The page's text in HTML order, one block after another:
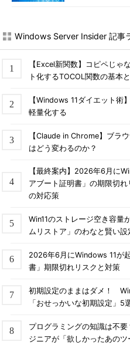
Windows Server Insider 記事
【Excel新関数】コピペじ
ト化するTOCOL関数の基本
【Windows 11ダイエット術
軽量化する
【Claude in Chrome】ブラ
はどう変わるのか？
【最終案内】2026年6月に
アブート証明書」の期限切
の対応策
Win11のストレージ空き容
ムリストア」のわなと賢い設
2026年6月にWindows 11が
書」期限切れリスクと対策
初期設定のままはダメ！
「おせっかいな初期設定」5
プログラミングの知識は不
ジニアが「欲しかったあのツ